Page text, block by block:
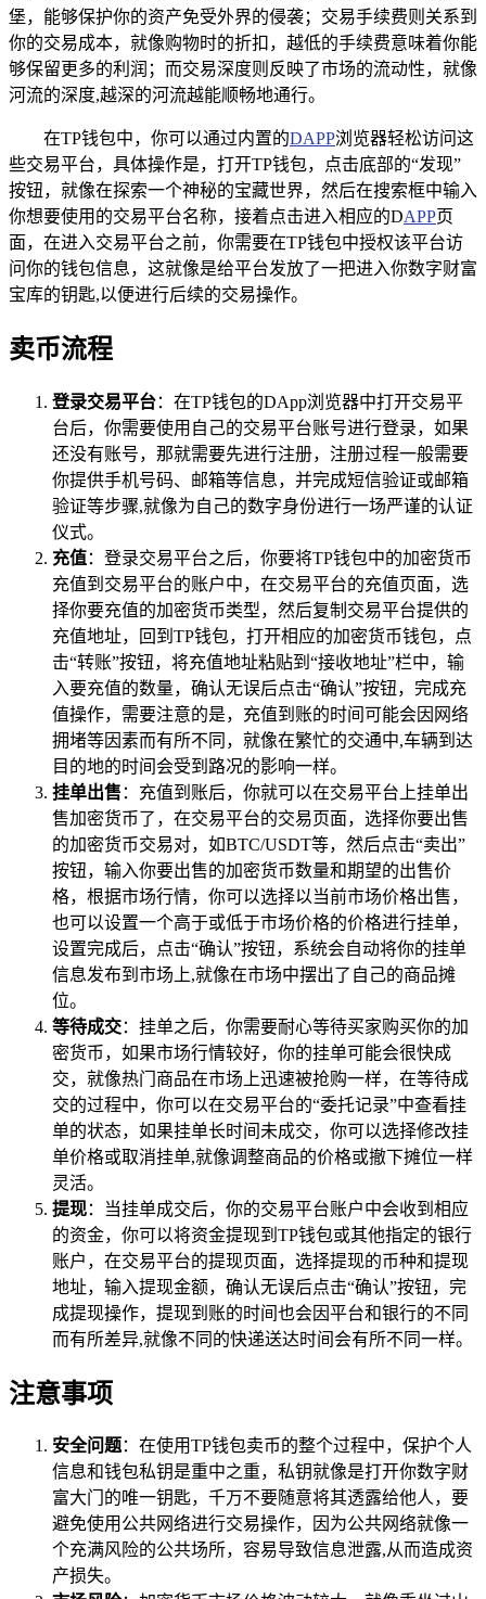
堡，能够保护你的资产免受外界的侵袭；交易手续费则关系到
你的交易成本，就像购物时的折扣，越低的手续费意味着你能
够保留更多的利润；而交易深度则反映了市场的流动性，就像
河流的深度,越深的河流越能顺畅地通行。
在TP钱包中，你可以通过内置的DAPP浏览器轻松访问这
些交易平台，具体操作是，打开TP钱包，点击底部的“发现”
按钮，就像在探索一个神秘的宝藏世界，然后在搜索框中输入
你想要使用的交易平台名称，接着点击进入相应的DAPP页
面，在进入交易平台之前，你需要在TP钱包中授权该平台访
问你的钱包信息，这就像是给平台发放了一把进入你数字财富
宝库的钥匙,以便进行后续的交易操作。
卖币流程
登录交易平台：在TP钱包的DApp浏览器中打开交易平
台后，你需要使用自己的交易平台账号进行登录，如果
还没有账号，那就需要先进行注册，注册过程一般需要
你提供手机号码、邮箱等信息，并完成短信验证或邮箱
验证等步骤,就像为自己的数字身份进行一场严谨的认证
仪式。
充值：登录交易平台之后，你要将TP钱包中的加密货币
充值到交易平台的账户中，在交易平台的充值页面，选
择你要充值的加密货币类型，然后复制交易平台提供的
充值地址，回到TP钱包，打开相应的加密货币钱包，点
击“转账”按钮，将充值地址粘贴到“接收地址”栏中，输
入要充值的数量，确认无误后点击“确认”按钮，完成充
值操作，需要注意的是，充值到账的时间可能会因网络
拥堵等因素而有所不同，就像在繁忙的交通中,车辆到达
目的地的时间会受到路况的影响一样。
挂单出售 ：充值到账后，你就可以在交易平台上挂单出
售加密货币了，在交易平台的交易页面，选择你要出售
的加密货币交易对，如BTC/USDT等，然后点击“卖出”
按钮，输入你要出售的加密货币数量和期望的出售价
格，根据市场行情，你可以选择以当前市场价格出售，
也可以设置一个高于或低于市场价格的价格进行挂单，
设置完成后，点击“确认”按钮，系统会自动将你的挂单
信息发布到市场上,就像在市场中摆出了自己的商品摊
位。
等待成交：挂单之后，你需要耐心等待买家购买你的加
密货币，如果市场行情较好，你的挂单可能会很快成
交，就像热门商品在市场上迅速被抢购一样，在等待成
交的过程中，你可以在交易平台的“委托记录”中查看挂
单的状态，如果挂单长时间未成交，你可以选择修改挂
单价格或取消挂单,就像调整商品的价格或撤下摊位一样
灵活。
提现：当挂单成交后，你的交易平台账户中会收到相应
的资金，你可以将资金提现到TP钱包或其他指定的银行
账户，在交易平台的提现页面，选择提现的币种和提现
地址，输入提现金额，确认无误后点击“确认”按钮，完
成提现操作，提现到账的时间也会因平台和银行的不同
而有所差异,就像不同的快递送达时间会有所不同一样。
注意事项
安全问题：在使用TP钱包卖币的整个过程中，保护个人
信息和钱包私钥是重中之重，私钥就像是打开你数字财
富大门的唯一钥匙，千万不要随意将其透露给他人，要
避免使用公共网络进行交易操作，因为公共网络就像一
个充满风险的公共场所，容易导致信息泄露,从而造成资
产损失。